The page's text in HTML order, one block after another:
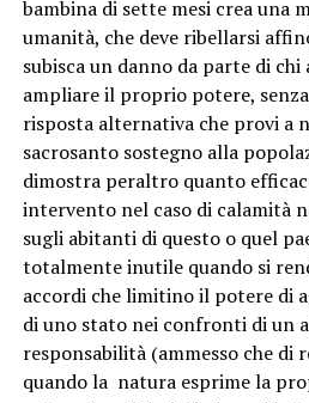
bambina di sette mesi crea una
umanità, che deve ribellarsi
subisca un danno da parte di
ampliare il proprio potere,
risposta alternativa che provi a
sacrosanto sostegno alla
dimostra peraltro quanto
intervento nel caso di calamità
sugli abitanti di questo o quel
totalmente inutile quando si
accordi che limitino il potere di
di uno stato nei confronti di un
responsabilità (ammesso che
quando la natura esprime la